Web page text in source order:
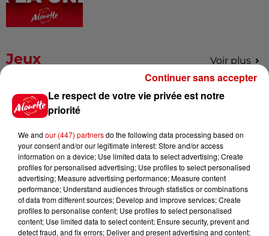
Jeux Voir plus
Gagnez vos places pour le
Festival du Roi Arthur 2026 !
Gagnez vos entrées pour le
Musée du Sport Automobile au
Mans !
Le respect de votre vie privée est notre
priorité
We and our (447) partnersdo the following data processing based on
your consent and/or our legitimate interest: Store and/or access
information on a device; Use limited data to select advertising; Create
profiles for personalised advertising; Use profiles to select personalised
advertising; Measure advertising performance; Measure content
performance; Understand audiences through statistics or combinations
of data from different sources; Develop and improve services; Create
profiles to personalise content; Use profiles to select personalised
content; Use limited data to select content; Ensure security, prevent and
detect fraud, and fix errors; Deliver and present advertising and content;
Continuer sans accepter